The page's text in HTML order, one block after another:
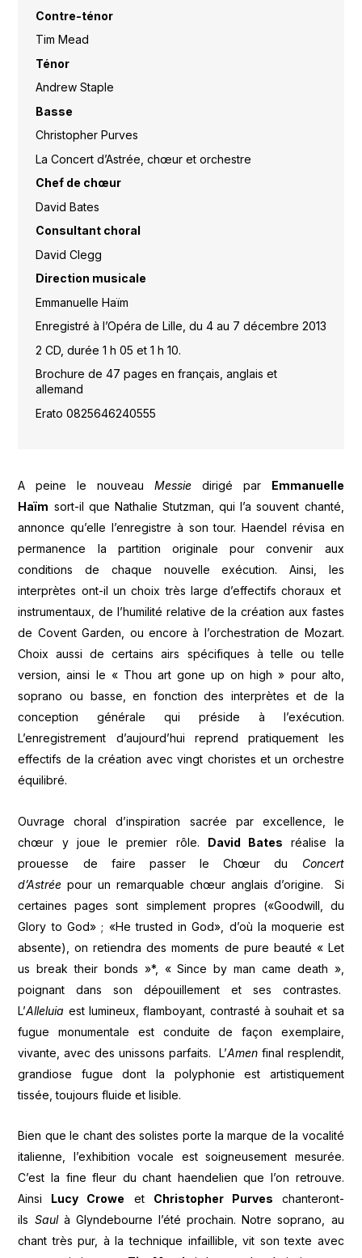
Contre-ténor
Tim Mead
Ténor
Andrew Staple
Basse
Christopher Purves
La Concert d’Astrée, chœur et orchestre
Chef de chœur
David Bates
Consultant choral
David Clegg
Direction musicale
Emmanuelle Haïm
Enregistré à l’Opéra de Lille, du 4 au 7 décembre 2013
2 CD, durée 1 h 05 et 1 h 10.
Brochure de 47 pages en français, anglais et
allemand
Erato 0825646240555
A peine le nouveau Messiedirigé par
Emmanuelle
Haïm sort-il que Nathalie Stutzman, qui l’a souvent chanté,
annonce qu’elle l’enregistre à son tour. Haendel révisa en
permanence la partition originale pour convenir aux
conditions de chaque nouvelle exécution. Ainsi, les
interprètes ont-il un choix très large d’effectifs choraux et
instrumentaux, de l’humilité relative de la création aux fastes
de Covent Garden, ou encore à l’orchestration de Mozart.
Choix aussi de certains airs spécifiques à telle ou telle
version, ainsi le « Thou art gone up on high » pour alto,
soprano ou basse, en fonction des interprètes et de la
conception générale qui préside à l’exécution.
L’enregistrement d’aujourd’hui reprend pratiquement les
effectifs de la création avec vingt choristes et un orchestre
équilibré.
Ouvrage choral d’inspiration sacrée par excellence, le
chœur y joue le premier rôle. David Bates réalise la
prouesse de faire passer le Chœur du Concert
d’Astrée pour un remarquable chœur anglais d’origine. Si
certaines pages sont simplement propres («Goodwill, du
Glory to God» ; «He trusted in God», d’où la moquerie est
absente), on retiendra des moments de pure beauté « Let
us break their bonds »*, « Since by man came death »,
poignant dans son dépouillement et ses contrastes.
L’Alleluia est lumineux, flamboyant, contrasté à souhait et sa
fugue monumentale est conduite de façon exemplaire,
vivante, avec des unissons parfaits. L’Amenfinal resplendit,
grandiose fugue dont la polyphonie est artistiquement
tissée, toujours fluide et lisible.
Bien que le chant des solistes porte la marque de la vocalité
italienne, l’exhibition vocale est soigneusement mesurée.
C’est la fine fleur du chant haendelien que l’on retrouve.
Ainsi
Lucy Crowe et Christopher Purves chanteront-
ils Saulà Glyndebourne l’été prochain. Notre soprano, au
chant très pur, à la technique infaillible, vit son texte avec